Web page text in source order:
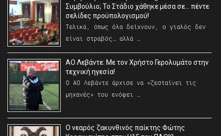
Συμβούλιο; Το Στάδιο χάθηκε μέσα σε… πέντε
σελίδες προϋπολογισμού!
Τελικά, όπως όλα δείχνουν, ο γιαλός δεν
είναι στραβός… αλλά …
ΑΟ Λεβάντε: Με τον Χρήστο Γερολυμάτο στην
τεχνική ηγεσία!
Ο ΑΟ Λεβάντε άρχισε να «ζεσταίνει τις
μηχανές» του ενόψει …
O νεαρός ζακυνθινός παίκτης Φώτης